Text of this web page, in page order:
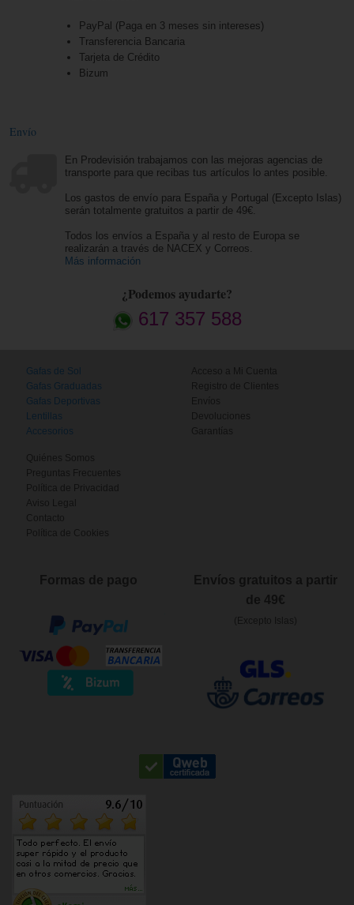
PayPal (Paga en 3 meses sin intereses)
Transferencia Bancaria
Tarjeta de Crédito
Bizum
Envío
En Prodevisión trabajamos con las mejoras agencias de
transporte para que recibas tus artículos lo antes posible.
Los gastos de envío para España y Portugal (Excepto Islas)
serán totalmente gratuitos a partir de 49€.
Todos los envíos a España y al resto de Europa se
realizarán a través de NACEX y Correos.
Más información
¿Podemos ayudarte?
617 357 588
Gafas de Sol
Gafas Graduadas
Gafas Deportivas
Lentillas
Accesorios
Acceso a Mi Cuenta
Registro de Clientes
Envíos
Devoluciones
Garantías
Quiénes Somos
Preguntas Frecuentes
Política de Privacidad
Aviso Legal
Contacto
Política de Cookies
Formas de pago
Envíos gratuitos a partir
de 49€
(Excepto Islas)